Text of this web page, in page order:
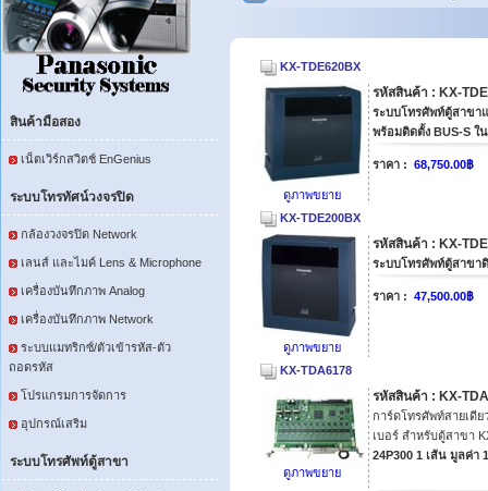
สินค้ามือสอง
เน็ตเวิร์กสวิตช์ EnGenius
ระบบโทรทัศน์วงจรปิด
กล้องวงจรปิด Network
เลนส์ และไมค์ Lens & Microphone
เครื่องบันทึกภาพ Analog
เครื่องบันทึกภาพ Network
ระบบแมทริกซ์/ตัวเข้ารหัส-ตัว
ถอดรหัส
โปรแกรมการจัดการ
อุปกรณ์เสริม
ระบบโทรศัพท์ตู้สาขา
KX-TDE620BX
ดูภาพขยาย
รหัสสินค้า : KX-
ระบบโทรศัพท์ตู้สาขา
พร้อมติดตั้ง BUS-S ใ
ราคา : 68,750.00฿
KX-TDE200BX
ดูภาพขยาย
รหัสสินค้า : KX-
ระบบโทรศัพท์ตู้สาขา
ราคา : 47,500.00฿
KX-TDA6178
ดูภาพขยาย
รหัสสินค้า : KX-
การ์ดโทรศัพท์สายเดี
เบอร์ สำหรับตู้สาขา
24P300 1 เส้น มูลค่า